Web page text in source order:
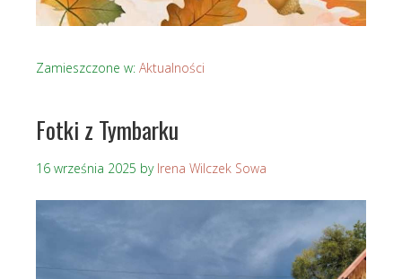
Zamieszczone w: Aktualności
Fotki z Tymbarku
16 września 2025 by Irena Wilczek Sowa